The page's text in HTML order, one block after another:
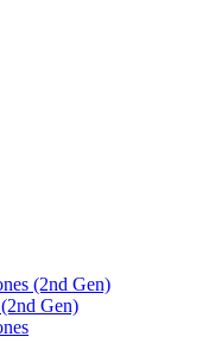
(2nd Gen)
Gen)